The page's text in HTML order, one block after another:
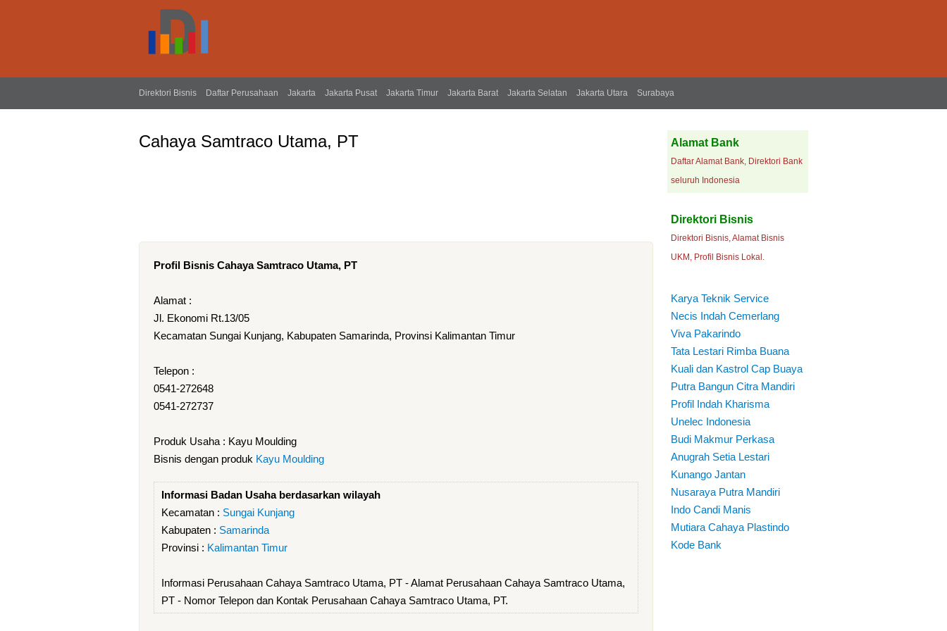
Direktori Bisnis Daftar Perusahaan Jakarta Jakarta Pusat Jakarta Timur Jakarta Barat Jakarta Selatan Jakarta Utara Surabaya
Cahaya Samtraco Utama, PT
Profil Bisnis Cahaya Samtraco Utama, PT
Alamat :
Jl. Ekonomi Rt.13/05
Kecamatan Sungai Kunjang, Kabupaten Samarinda, Provinsi Kalimantan Timur
Telepon :
0541-272648
0541-272737
Produk Usaha : Kayu Moulding
Bisnis dengan produk Kayu Moulding
Informasi Badan Usaha berdasarkan wilayah
Kecamatan : Sungai Kunjang
Kabupaten : Samarinda
Provinsi : Kalimantan Timur
Informasi Perusahaan Cahaya Samtraco Utama, PT - Alamat Perusahaan Cahaya Samtraco Utama,
PT - Nomor Telepon dan Kontak Perusahaan Cahaya Samtraco Utama, PT.
Alamat Bank
Daftar Alamat Bank, Direktori Bank
seluruh Indonesia
Direktori Bisnis
Direktori Bisnis, Alamat Bisnis
UKM, Profil Bisnis Lokal.
Karya Teknik Service
Necis Indah Cemerlang
Viva Pakarindo
Tata Lestari Rimba Buana
Kuali dan Kastrol Cap Buaya
Putra Bangun Citra Mandiri
Profil Indah Kharisma
Unelec Indonesia
Budi Makmur Perkasa
Anugrah Setia Lestari
Kunango Jantan
Nusaraya Putra Mandiri
Indo Candi Manis
Mutiara Cahaya Plastindo
Kode Bank